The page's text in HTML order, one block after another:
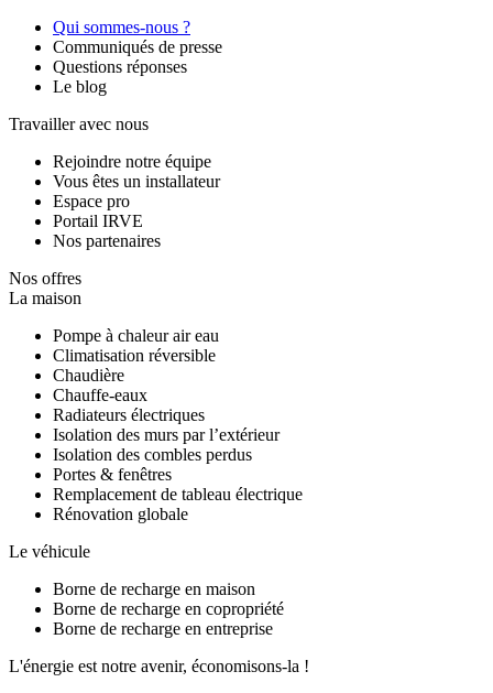
Qui sommes-nous ?
Communiqués de presse
Questions réponses
Le blog
Travailler avec nous
Rejoindre notre équipe
Vous êtes un installateur
Espace pro
Portail IRVE
Nos partenaires
Nos offres
La maison
Pompe à chaleur air eau
Climatisation réversible
Chaudière
Chauffe-eaux
Radiateurs électriques
Isolation des murs par l’extérieur
Isolation des combles perdus
Portes & fenêtres
Remplacement de tableau électrique
Rénovation globale
Le véhicule
Borne de recharge en maison
Borne de recharge en copropriété
Borne de recharge en entreprise
L'énergie est notre avenir, économisons-la !